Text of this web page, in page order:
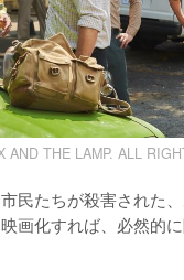
AND THE LAMP. ALL
民たちが殺害された
映画化すれば、必然的